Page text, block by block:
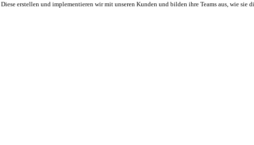
Diese erstellen und implementieren wir mit unseren Kunden und bilden ihre Teams aus, wie sie